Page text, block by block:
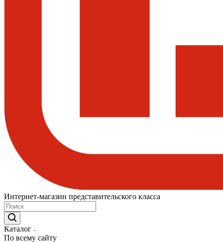
Интернет-магазин представительского класса
Каталог
По всему сайту